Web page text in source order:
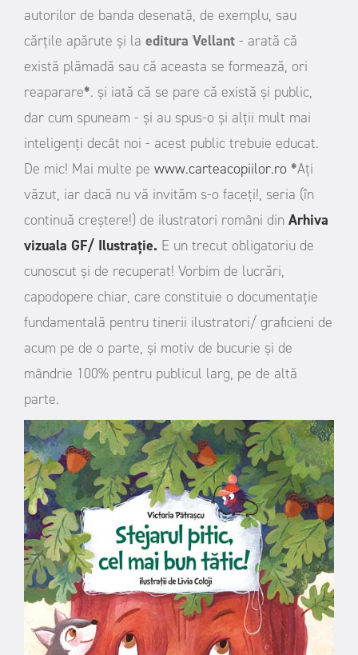
autorilor de banda desenată, de exemplu, sau
cărțile apărute și la editura Vellant - arată că
există plămadă sau că aceasta se formează, ori
reaparare*. și iată că se pare că există și public,
dar cum spuneam - și au spus-o și alții mult mai
inteligenți decât noi - acest public trebuie educat.
De mic! Mai multe pe www.carteacopiilor.ro *Ați
văzut, iar dacă nu vă invităm s-o faceți!, seria (în
continuă creștere!) de ilustratori români din Arhiva
vizuala GF/ Ilustrație. E un trecut obligatoriu de
cunoscut și de recuperat! Vorbim de lucrări,
capodopere chiar, care constituie o documentație
fundamentală pentru tinerii ilustratori/ graficieni de
acum pe de o parte, și motiv de bucurie și de
mândrie 100% pentru publicul larg, pe de altă
parte.